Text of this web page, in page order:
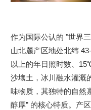
作为国际公认的 "世界
山北麓产区地处北纬
以上的年日照时数、
沙壤土，冰川融水灌溉
味物质，其独特的自然
醇厚” 的核心特质。产